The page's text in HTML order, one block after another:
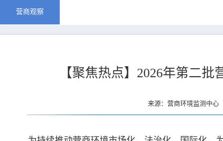
营商观察
【聚焦热点】2026年第二
来源：营商环境监测中